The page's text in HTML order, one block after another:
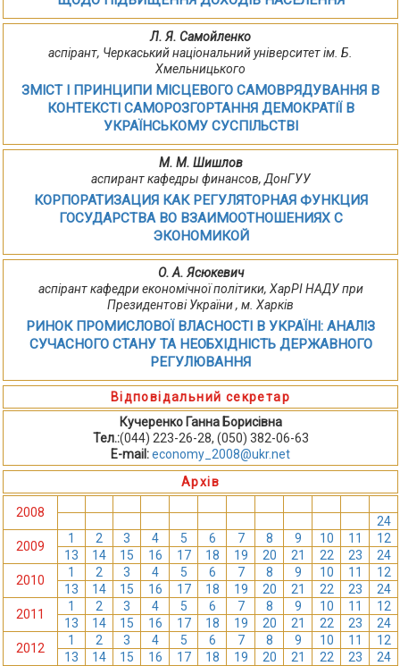
Л. Я. Самойленко
аспірант, Черкаський національний університет ім. Б.
Хмельницького
ЗМІСТ І ПРИНЦИПИ МІСЦЕВОГО САМОВРЯДУВАННЯ В
КОНТЕКСТІ САМОРОЗГОРТАННЯ ДЕМОКРАТІЇ В
УКРАЇНСЬКОМУ СУСПІЛЬСТВІ
М. М. Шишлов
аспирант кафедры финансов, ДонГУУ
КОРПОРАТИЗАЦИЯ КАК РЕГУЛЯТОРНАЯ ФУНКЦИЯ
ГОСУДАРСТВА ВО ВЗАИМООТНОШЕНИЯХ С
ЭКОНОМИКОЙ
О. А. Ясюкевич
аспірант кафедри економічної політики, ХарРІ НАДУ при
Президентові України , м. Харків
РИНОК ПРОМИСЛОВОЇ ВЛАСНОСТІ В УКРАЇНІ: АНАЛІЗ
СУЧАСНОГО СТАНУ ТА НЕОБХІДНІСТЬ ДЕРЖАВНОГО
РЕГУЛЮВАННЯ
Відповідальний секретар
Кучеренко Ганна Борисівна
Тел.:(044) 223-26-28, (050) 382-06-63
E-mail:economy_2008@ukr.net
Архів
2008
24
2009
1 2 3 4 5 6 7 8 9 10 11
12
13
14 15 16 17 18 19 20 21 22 23
24
2010
1 2 3 4 5 6 7 8 9 10 11
12
13
14 15 16 17 18 19 20 21 22 23
24
2011
1 2 3 4 5 6 7 8 9 10 11
12
13
14 15 16 17 18 19 20 21 22 23
24
2012
1 2 3 4 5 6 7 8 9 10 11
12
13
14 15 16 17 18 19 20 21 22 23
24